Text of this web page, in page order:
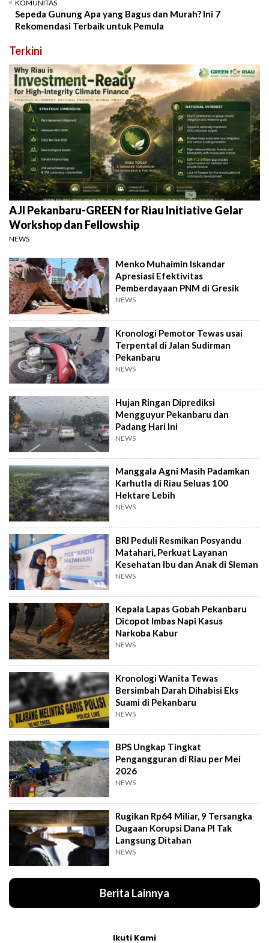
KOMUNITAS
Sepeda Gunung Apa yang Bagus dan Murah? Ini 7
Rekomendasi Terbaik untuk Pemula
Terkini
AJI Pekanbaru-GREEN for Riau Initiative Gelar
Workshop dan Fellowship
NEWS
Menko Muhaimin Iskandar
Apresiasi Efektivitas
Pemberdayaan PNM di Gresik
NEWS
Kronologi Pemotor Tewas usai
Terpental di Jalan Sudirman
Pekanbaru
NEWS
Hujan Ringan Diprediksi
Mengguyur Pekanbaru dan
Padang Hari Ini
NEWS
Manggala Agni Masih Padamkan
Karhutla di Riau Seluas 100
Hektare Lebih
NEWS
BRI Peduli Resmikan Posyandu
Matahari, Perkuat Layanan
Kesehatan Ibu dan Anak di Sleman
NEWS
Kepala Lapas Gobah Pekanbaru
Dicopot Imbas Napi Kasus
Narkoba Kabur
NEWS
Kronologi Wanita Tewas
Bersimbah Darah Dihabisi Eks
Suami di Pekanbaru
NEWS
BPS Ungkap Tingkat
Pengangguran di Riau per Mei
2026
NEWS
Rugikan Rp64 Miliar, 9 Tersangka
Dugaan Korupsi Dana PI Tak
Langsung Ditahan
NEWS
Berita Lainnya
Ikuti Kami